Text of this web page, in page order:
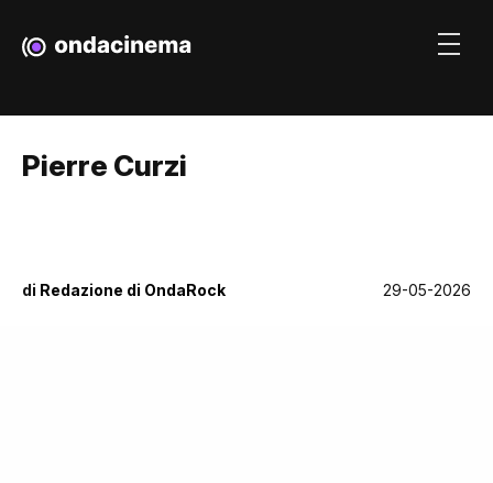
Pierre Curzi
di Redazione di OndaRock 29-05-2026